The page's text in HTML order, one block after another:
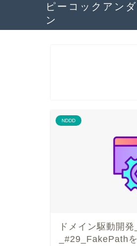
ピーコックアン
ン
NDDD
ドメイン駆動開
_#29_FakePath